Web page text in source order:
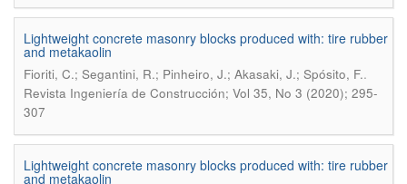
Lightweight concrete masonry blocks produced with: tire rubber
and metakaolin
Fioriti, C.; Segantini, R.; Pinheiro, J.; Akasaki, J.; Spósito, F..
Revista Ingeniería de Construcción; Vol 35, No 3 (2020); 295-
307
Lightweight concrete masonry blocks produced with: tire rubber
and metakaolin